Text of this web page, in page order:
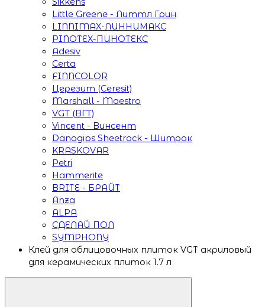
Little Greene - Литтл Грин
LINNIMAX-ЛИННИМАКС
PINOTEX-ПИНОТЕКС
Adesiv
Certa
FINNCOLOR
Церезит (Ceresit)
Marshall - Maestro
VGT (ВГТ)
Vincent - Винсент
Danogips Sheetrock - Шитрок
KRASKOVAR
Petri
Hammerite
BRITE - БРАЙТ
Anza
ALPA
СДЕЛАЙ ПОЛ
SYMPHONY
Клей для облицовочных плиток VGT акриловый
для керамических плиток 1.7 л